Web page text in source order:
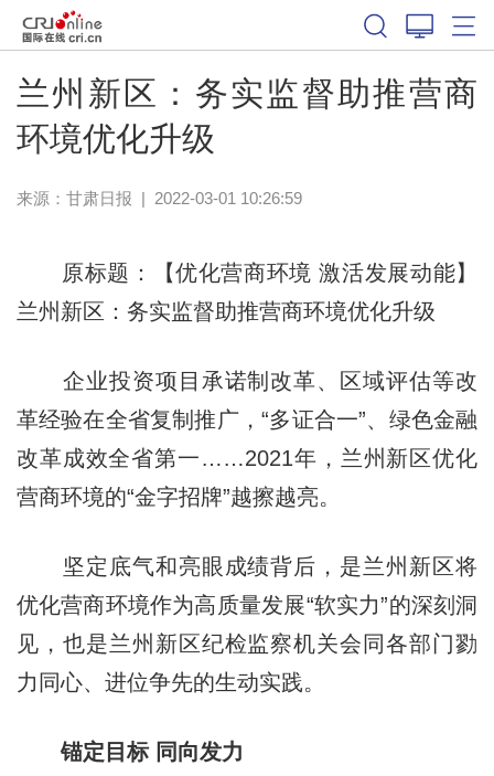
兰州新区：务实监督助推营商
环境优化升级
来源： 甘肃日报 | 2022-03-01 10:26:59
原标题：【优化营商环境 激活发展动能】
兰州新区：务实监督助推营商环境优化升级
企业投资项目承诺制改革、区域评估等改
革经验在全省复制推广，“多证合一”、绿色金融
改革成效全省第一……2021年，兰州新区优化
营商环境的“金字招牌”越擦越亮。
坚定底气和亮眼成绩背后，是兰州新区将
优化营商环境作为高质量发展“软实力”的深刻洞
见，也是兰州新区纪检监察机关会同各部门勠
力同心、进位争先的生动实践。
锚定目标 同向发力